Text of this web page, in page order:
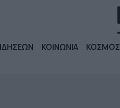
ΚΟΙΝΩΝΙΑ ΚΟΣΜΟΣ